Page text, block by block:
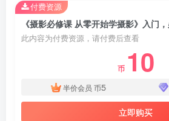
此内容为付费资源，请付费后查看
币 10
半价会员 币5
立即购买
付费资源